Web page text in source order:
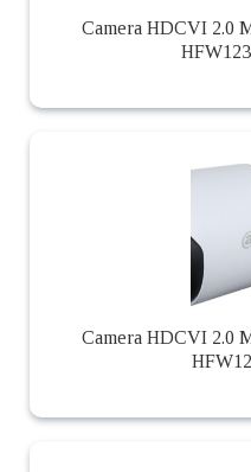
Camera HDCVI 2.0
Camera HDCVI 2.0